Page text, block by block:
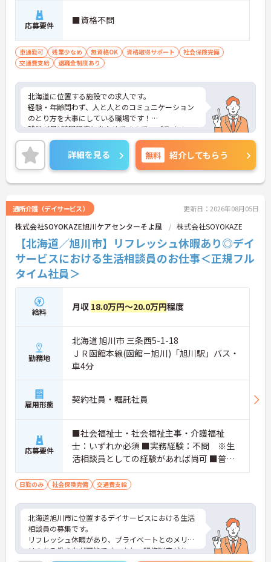
応募要件 ■資格不問
車通勤可 残業少なめ 無資格OK 資格取得サポート
社会保険完備
交通費支給
退職金制度あり
北海道に位置する施設での求人です。
経験・年齢問わず、人と人とのコミュニケーション
のとり方を大事にしている職場です！
残業が月1時間程度と少なめですので、プライベー
トとの予定が立てやすいです。
ご興味のある方は、お気軽にお問い合わせくださ
い。
詳細を見る 無料 紹介してもらう
通所介護（デイサービス） 更新日：2026年08月05日
株式会社SOYOKAZE旭川ケアセンターそよ風 株式会社SOYOKAZE
【北海道／旭川市】リフレッシュ休暇あり◎デイ
サービスにおける生活相談員のお仕事＜正規フル
タイム社員＞
給料 月収 18.0万円～20.0万円程度
勤務地
北海道 旭川市 三条西5-1-18
ＪＲ函館本線(函館－旭川)「旭川駅」バス・
車4分
雇用形態 契約社員・嘱託社員
応募要件
■社会福祉士・社会福祉主事・介護福祉
士：いずれか必須 ■実務経験：不問 ※生
活相談員としての経験があれば尚可 ■普通
自動車運転免許：必須
日勤のみ 社会保険完備 交通費支給
北海道旭川市に位置するデイサービスにおける生活
相談員の募集です。
リフレッシュ休暇があり、プライベートとのメリハ
リのある働き方が可能です。また、研修制度があ